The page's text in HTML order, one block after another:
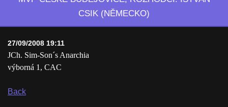
CSIK (NĚMECKO)
27/09/2008 19:11
JCh. Sim-Son´s Anarchia
výborná 1, CAC
Back